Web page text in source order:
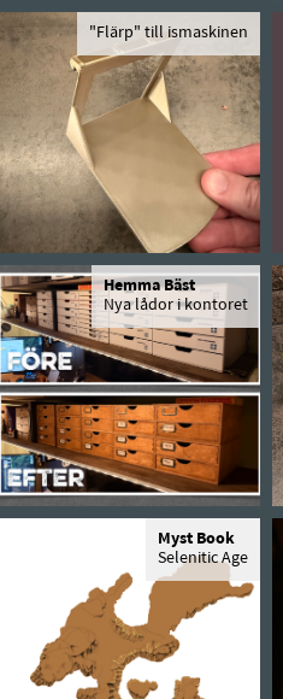
"Flärp" till ismaskinen
Hemma Bäst
Nya lådor i kontoret
Myst Book
Selenitic Age